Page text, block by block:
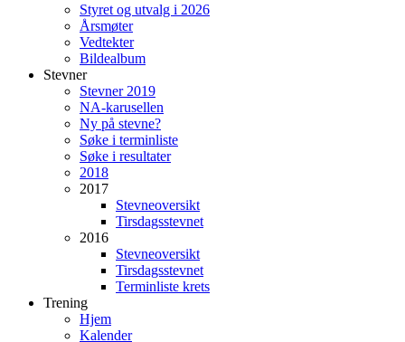
Styret og utvalg i 2026
Årsmøter
Vedtekter
Bildealbum
Stevner
Stevner 2019
NA-karusellen
Ny på stevne?
Søke i terminliste
Søke i resultater
2018
2017
Stevneoversikt
Tirsdagsstevnet
2016
Stevneoversikt
Tirsdagsstevnet
Terminliste krets
Trening
Hjem
Kalender